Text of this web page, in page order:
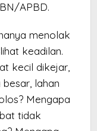
APBD.
menolak
keadilan.
kecil dikejar,
lahan
Mengapa
tidak